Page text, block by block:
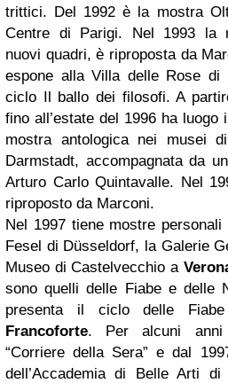
trittici. Del 1992 è la mostra
Centre di Parigi. Nel 1993 la
nuovi quadri, è riproposta da
espone alla Villa delle Rose di
ciclo Il ballo dei filosofi. A
fino all’estate del 1996 ha luogo
mostra antologica nei musei
Darmstadt, accompagnata da
Arturo Carlo Quintavalle. Nel
riproposto da Marconi.
Nel 1997 tiene mostre
Fesel di Düsseldorf, la Galerie
Museo di Castelvecchio a
sono quelli delle Fiabe e delle
presenta il ciclo delle
Francoforte. Per alcuni anni
“Corriere della Sera” e dal
dell’Accademia di Belle Arti